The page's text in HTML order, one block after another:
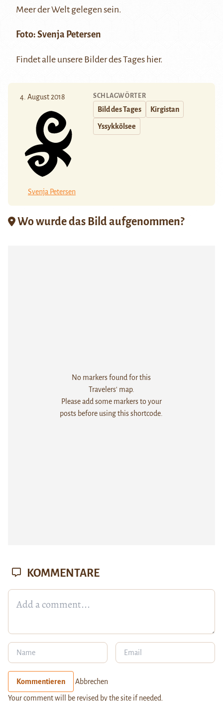
Meer der Welt gelegen sein.
Foto: Svenja Petersen
Findet alle unsere Bilder des Tages hier.
4. August 2018
Svenja Petersen
SCHLAGWÖRTER
Bild des Tages Kirgistan
Yssykkölsee
Wo wurde das Bild aufgenommen?
No markers found for this
Travelers' map.
Please add some markers to your
posts before using this shortcode.
KOMMENTARE
Kommentieren Abbrechen
Your comment will be revised by the site if needed.